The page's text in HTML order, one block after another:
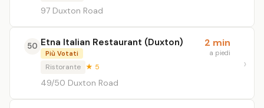
97 Duxton Road
50 Etna Italian Restaurant (Duxton)
Più Votati
Ristorante ★ 5
49/50 Duxton Road
2 min
a piedi